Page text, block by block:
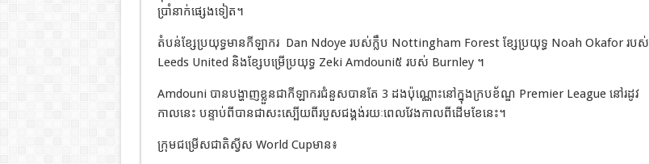
ប្រាំនាក់ផ្សេងទៀត។
តំបន់ខ្សែប្រយុទ្ធមានកីឡាករ Dan Ndoye របស់ក្លឹប Nottingham Forest ខ្សែប្រយុទ្ធ Noah Okafor របស់
Leeds United និងខ្សែបម្រើប្រយុទ្ធ Zeki Amdouni៥ របស់ Burnley ។
Amdouni បានបង្ហាញខ្លួនជាកីឡាករជំនួសបានតែ 3 ដងប៉ុណ្ណោះនៅក្នុងក្របខ័ណ្ឌ Premier League នៅរដូវ
កាលនេះ បន្ទាប់ពីបានជាសះស្បើយពីរបួសជង្គង់រយៈពេលវែងកាលពីដើមខែនេះ។
ក្រុមជម្រើសជាតិស្វីស World Cupមាន៖